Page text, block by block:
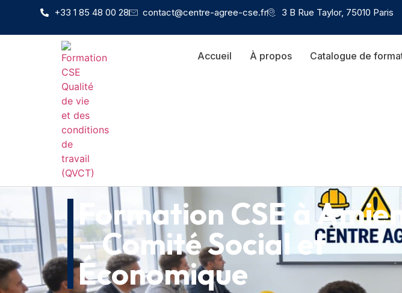
+33 1 85 48 00 28 contact@centre-agree-cse.fr 3 B Rue Taylor, 75010 Paris
Accueil À propos Catalogue de
Formation CSE à
– Comité Social et
Économique